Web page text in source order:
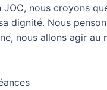
nous croyons
dignité. Nous
nous allons agir